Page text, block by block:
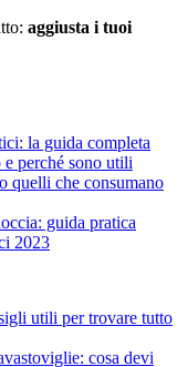
aggiusta i tuoi
la guida completa
perché sono utili
quelli che consumano
guida pratica
2023
utili per trovare tutto
cosa devi